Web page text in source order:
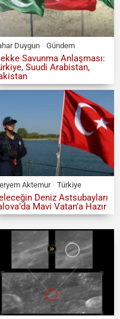
Duygun Gündem
Savunma Anlaşması:
Suudi Arabistan,
Aktemur Türkiye
Deniz Astsubayları
Mavi Vatan’a Hazır